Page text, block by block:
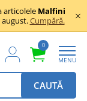
articolele Malfini
Cumpără.
0
MENU
CAUTĂ